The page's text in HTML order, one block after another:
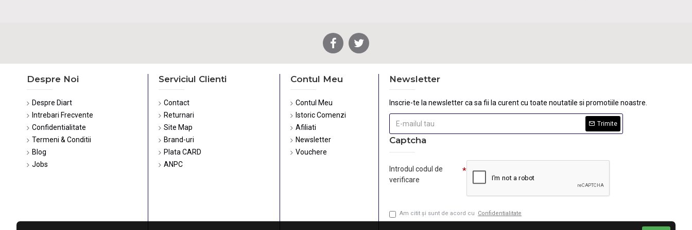
Despre Noi
Despre Diart
Intrebari Frecvente
Confidentialitate
Termeni & Conditii
Blog
Jobs
Serviciul Clienti
Contact
Returnari
Site Map
Brand-uri
Plata CARD
ANPC
Contul Meu
Contul Meu
Istoric Comenzi
Afiliati
Newsletter
Vouchere
Newsletter
Inscrie-te la newsletter ca sa fii la curent cu toate noutatile si promotiile noastre.
Trimite
Captcha
Introdul codul de
verificare
Am citit şi sunt de acord cu Confidentialitate